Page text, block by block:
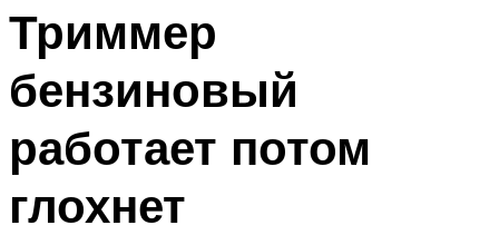
Триммер
бензиновый
работает потом
глохнет